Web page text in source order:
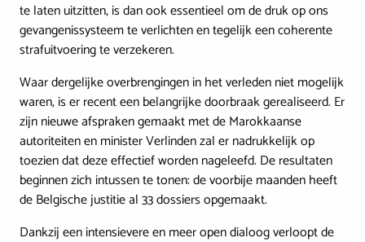
te laten uitzitten, is dan ook essentieel om de druk op ons
gevangenissysteem te verlichten en tegelijk een coherente
strafuitvoering te verzekeren.
Waar dergelijke overbrengingen in het verleden niet mogelijk
waren, is er recent een belangrijke doorbraak gerealiseerd. Er
zijn nieuwe afspraken gemaakt met de Marokkaanse
autoriteiten en minister Verlinden zal er nadrukkelijk op
toezien dat deze effectief worden nageleefd. De resultaten
beginnen zich intussen te tonen: de voorbije maanden heeft
de Belgische justitie al 33 dossiers opgemaakt.
Dankzij een intensievere en meer open dialoog verloopt de